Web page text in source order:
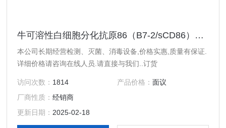
牛可溶性白细胞分化抗原86（B7-2/sCD86）ELISA 试剂盒
本公司长期经营检测、灭菌、消毒设备,价格实惠,质量有保证.
详细价格请咨询在线人员.请直接与我们..订货
访问次数： 1814 产品价格： 面议
厂商性质：经销商
更新日期： 2025-02-18